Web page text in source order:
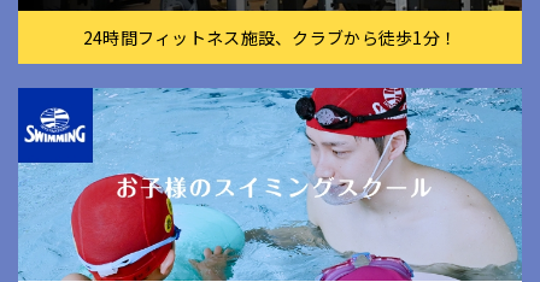
24時間フィットネス施設、クラブから徒歩1分！